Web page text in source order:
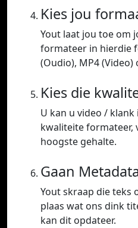
Kies jou
Yout laat jou toe om
formateer in hierdie
(Oudio), MP4 (Video)
Kies die
U kan u video /
kwaliteite formateer,
hoogste gehalte.
Gaan
Yout skraap die teks
plaas wat ons dink
kan dit opdateer.